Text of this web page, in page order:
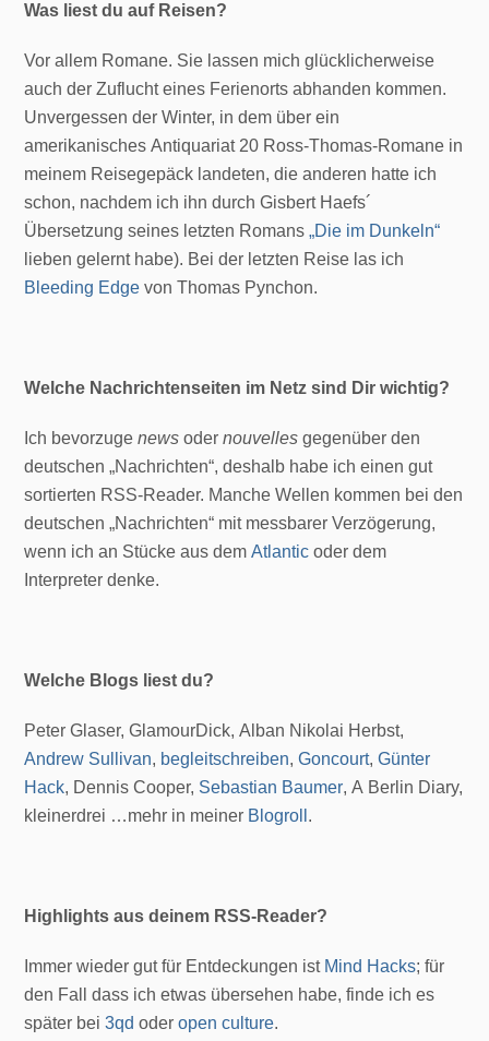
Was liest du auf Reisen?
Vor allem Romane. Sie lassen mich glücklicherweise
auch der Zuflucht eines Ferienorts abhanden kommen.
Unvergessen der Winter, in dem über ein
amerikanisches Antiquariat 20 Ross-Thomas-Romane in
meinem Reisegepäck landeten, die anderen hatte ich
schon, nachdem ich ihn durch Gisbert Haefs´
Übersetzung seines letzten Romans„Die im Dunkeln“
lieben gelernt habe). Bei der letzten Reise las ich
Bleeding Edge von Thomas Pynchon.
Welche Nachrichtenseiten im Netz sind Dir wichtig?
Ich bevorzugenews odernouvelles gegenüber den
deutschen „Nachrichten“, deshalb habe ich einen gut
sortierten RSS-Reader. Manche Wellen kommen bei den
deutschen „Nachrichten“ mit messbarer Verzögerung,
wenn ich an Stücke aus demAtlantic oder dem
Interpreter denke.
Welche Blogs liest du?
Peter Glaser, GlamourDick, Alban Nikolai Herbst,
Andrew Sullivan, begleitschreiben,Goncourt,Günter
Hack, Dennis Cooper, Sebastian Baumer, A Berlin Diary,
kleinerdrei …mehr in meiner Blogroll .
Highlights aus deinem RSS-Reader?
Immer wieder gut für Entdeckungen ist Mind Hacks; für
den Fall dass ich etwas übersehen habe, finde ich es
später bei3qd oderopen culture.